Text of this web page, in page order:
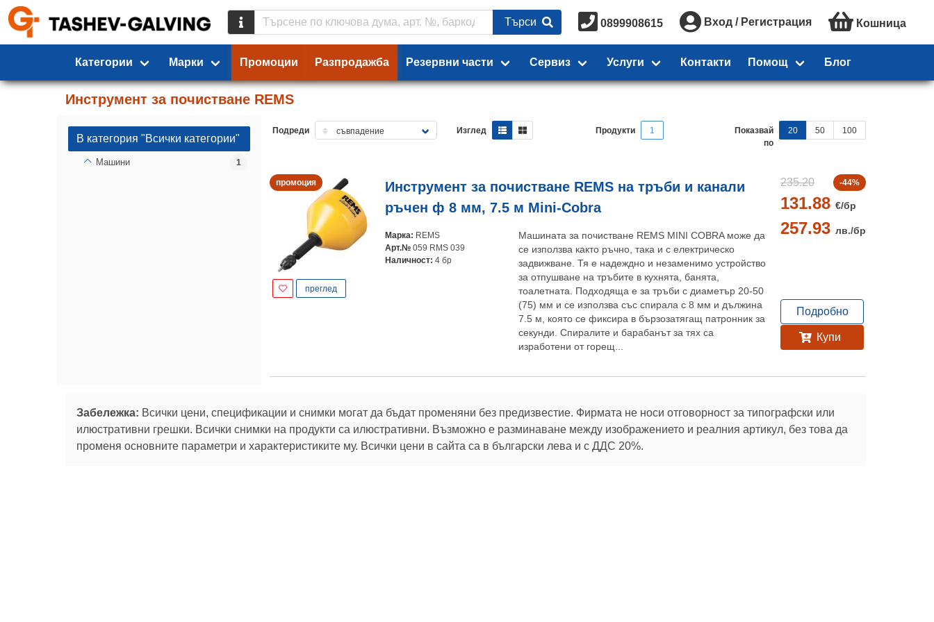
Търси 0899908615 Вход / Регистрация Кошница
Категории Марки Промоции Разпродажба Резервни части Сервиз Услуги Контакти Помощ Блог
Инструмент за почистване REMS
В категория "Всички категории"
Машини 1
Подреди Изглед Продукти 1
Показвай
по
20 50 100
промоция
преглед
Инструмент за почистване REMS на тръби и канали
ръчен ф 8 мм, 7.5 м Mini-Cobra
Марка: REMS
Арт.№ 059 RMS 039
Наличност: 4 бр
Машината за почистване REMS MINI COBRA може да
се използва както ръчно, така и с електрическо
задвижване. Тя е надеждно и незаменимо устройство
за отпушване на тръбите в кухнята, банята,
тоалетната. Подходяща е за тръби с диаметър 20-50
(75) мм и се използва със спирала с 8 мм и дължина
7.5 м, която се фиксира в бързозатягащ патронник за
секунди. Спиралите и барабанът за тях са
изработени от горещ...
-44%
235.20
131.88 €/бр
257.93 лв./бр
Подробно
Купи
Забележка: Всички цени, спецификации и снимки могат да бъдат променяни без предизвестие. Фирмата не носи отговорност за типографски или
илюстративни грешки. Всички снимки на продукти са илюстративни. Възможно е разминаване между изображението и реалния артикул, без това да
променя основните параметри и характеристиките му. Всички цени в сайта са в български лева и с ДДС 20%.